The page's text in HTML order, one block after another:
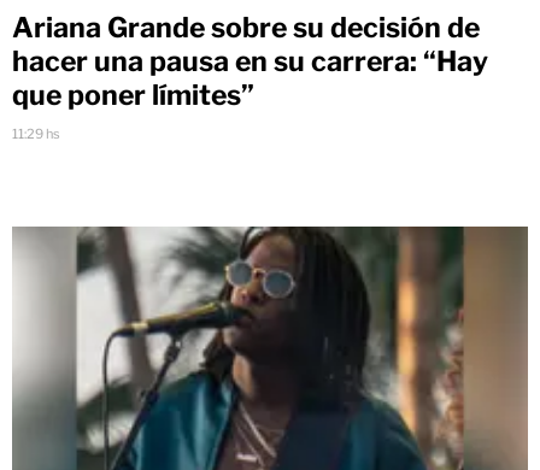
Ariana Grande sobre su decisión de
hacer una pausa en su carrera: “Hay
que poner límites”
11:29 hs